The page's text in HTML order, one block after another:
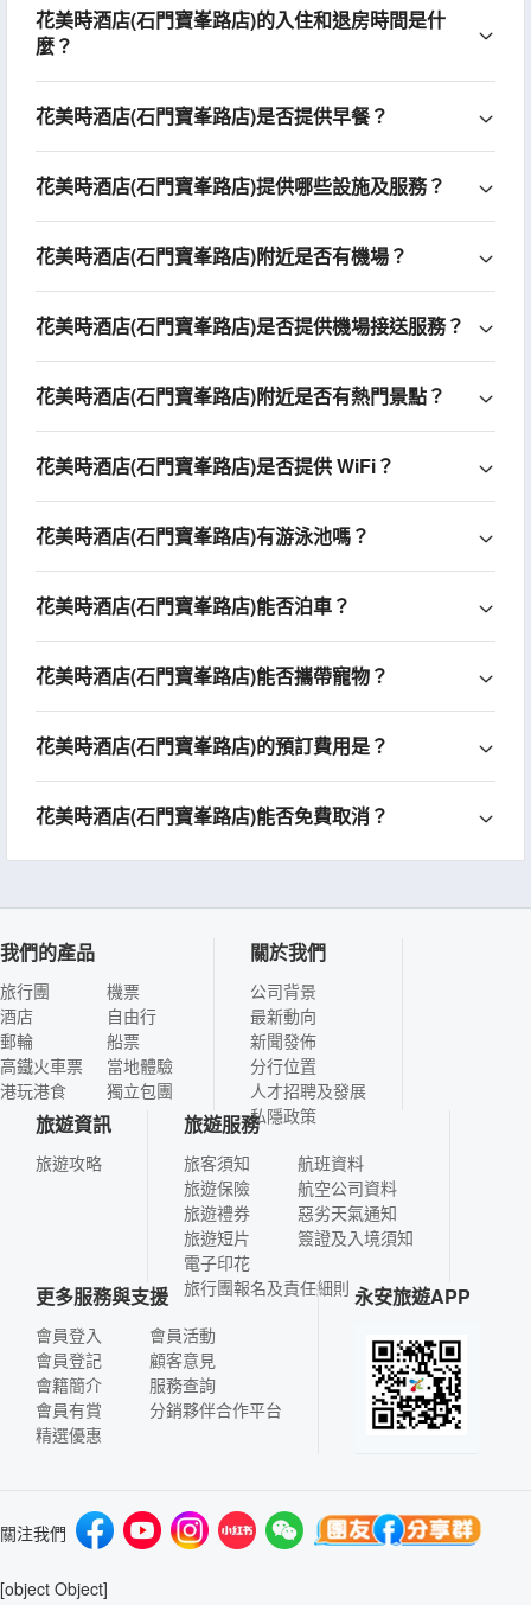
花美時酒店(石門寶峯路店)的入住和退房時間是什
麼？
花美時酒店(石門寶峯路店)是否提供早餐？
花美時酒店(石門寶峯路店)提供哪些設施及服務？
花美時酒店(石門寶峯路店)附近是否有機場？
花美時酒店(石門寶峯路店)是否提供機場接送服務？
花美時酒店(石門寶峯路店)附近是否有熱門景點？
花美時酒店(石門寶峯路店)是否提供 WiFi？
花美時酒店(石門寶峯路店)有游泳池嗎？
花美時酒店(石門寶峯路店)能否泊車？
花美時酒店(石門寶峯路店)能否攜帶寵物？
花美時酒店(石門寶峯路店)的預訂費用是？
花美時酒店(石門寶峯路店)能否免費取消？
我們的產品
旅行團
酒店
郵輪
高鐵火車票
港玩港食
機票
自由行
船票
當地體驗
獨立包團
關於我們
公司背景
最新動向
新聞發佈
分行位置
人才招聘及發展
私隱政策
旅遊資訊
旅遊攻略
旅遊服務
旅客須知
旅遊保險
旅遊禮券
旅遊短片
電子印花
航班資料
航空公司資料
惡劣天氣通知
簽證及入境須知
旅行團報名及責任細則
更多服務與支援
會員登入
會員登記
會籍簡介
會員有賞
精選優惠
會員活動
顧客意見
服務查詢
分銷夥伴合作平台
永安旅遊APP
關注我們
[object Object]